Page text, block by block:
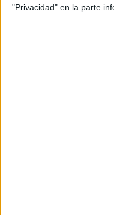
"Privacidad" en la parte